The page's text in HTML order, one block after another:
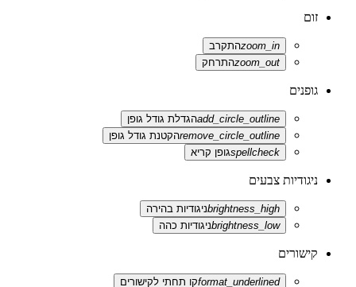
זום
zoom_inהתקרב
zoom_outהתרחק
גופנים
add_circle_outlineהגדלת גודל גופן
remove_circle_outlineהקטנת גודל גופן
spellcheckגופן קריא
ניגודיות צבעים
brightness_highניגודיות בהירה
brightness_lowניגודיות כהה
קישורים
format_underlinedקו תחתי לקישורים